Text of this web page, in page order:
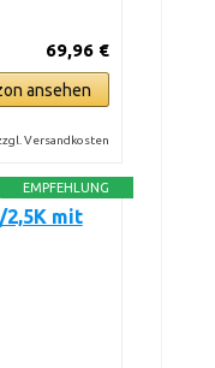
69,96 €
ansehen
Versandkosten
EMPFEHLUNG
2,5K mit